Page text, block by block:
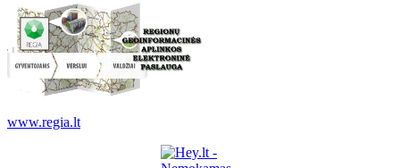
www.regia.lt